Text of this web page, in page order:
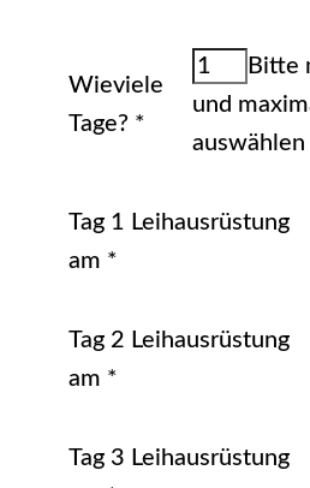
Wieviele
Tage? *
Bitte
und
auswählen
Tag 1 Leihausrüstung
am *
Tag 2 Leihausrüstung
am *
Tag 3 Leihausrüstung